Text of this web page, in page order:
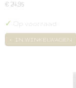
€ 24,95
✓ Op voorraad
IN WINKELWAGEN